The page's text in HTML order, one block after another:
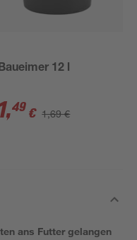
12 l
1,49 € 1,69 €
ans Futter gelangen